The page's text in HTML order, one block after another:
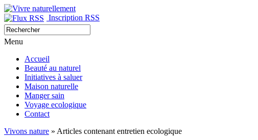
Inscription RSS
Menu
Accueil
Beauté au naturel
Initiatives à saluer
Maison naturelle
Manger sain
Voyage ecologique
Contact
Vivons nature » Articles contenant entretien ecologique